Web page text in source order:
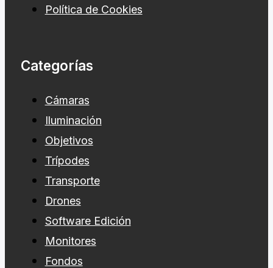
Política de Cookies
Categorías
Cámaras
Iluminación
Objetivos
Trípodes
Transporte
Drones
Software Edición
Monitores
Fondos